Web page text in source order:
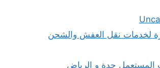
لخدمات نقل العفش والشحن
المستعمل جدة و الرياض